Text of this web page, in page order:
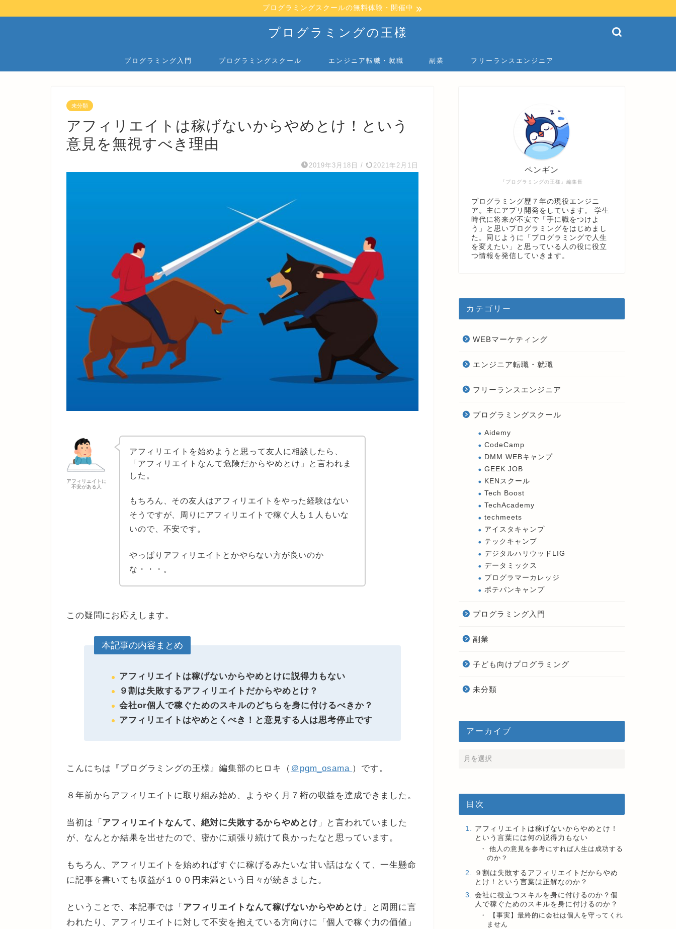
プログラミングスクールの無料体験・開催中
プログラミングの王様
プログラミング入門 プログラミングスクール エンジニア転職・就職 副業 フリーランスエンジニア
未分類
アフィリエイトは稼げないからやめとけ！という
意見を無視すべき理由
2019年3月18日 / 2021年2月1日
アフィリエイトに
不安がある人
アフィリエイトを始めようと思って友人に相談したら、
「アフィリエイトなんて危険だからやめとけ」と言われま
した。
もちろん、その友人はアフィリエイトをやった経験はない
そうですが、周りにアフィリエイトで稼ぐ人も１人もいな
いので、不安です。
やっぱりアフィリエイトとかやらない方が良いのか
な・・・。
この疑問にお応えします。
本記事の内容まとめ
アフィリエイトは稼げないからやめとけに説得力もない
９割は失敗するアフィリエイトだからやめとけ？
会社or個人で稼ぐためのスキルのどちらを身に付けるべきか？
アフィリエイトはやめとくべき！と意見する人は思考停止です
こんにちは『プログラミングの王様』編集部のヒロキ（ ＠pgm_osama ）です。
８年前からアフィリエイトに取り組み始め、ようやく月７桁の収益を達成できました。
当初は「 アフィリエイトなんて、絶対に失敗するからやめとけ 」と言われていました
が、なんとか結果を出せたので、密かに頑張り続けて良かったなと思っています。
もちろん、アフィリエイトを始めればすぐに稼げるみたいな甘い話はなくて、一生懸命
に記事を書いても収益が１００円未満という日々が続きました。
ということで、本記事では「 アフィリエイトなんて稼げないからやめとけ 」と周囲に言
われたり、アフィリエイトに対して不安を抱えている方向けに「個人で稼ぐ力の価値」
『プログラミングの王様』編集長
ペンギン
プログラミング歴７年の現役エンジニ
ア。主にアプリ開発をしています。 学生
時代に将来が不安で「手に職をつけよ
う」と思いプログラミングをはじめまし
た。同じように「プログラミングで人生
を変えたい」と思っている人の役に役立
つ情報を発信していきます。
カテゴリー
WEBマーケティング
エンジニア転職・就職
フリーランスエンジニア
プログラミングスクール
Aidemy
CodeCamp
DMM WEBキャンプ
GEEK JOB
KENスクール
Tech Boost
TechAcademy
techmeets
アイスタキャンプ
テックキャンプ
デジタルハリウッドLIG
データミックス
プログラマーカレッジ
ポテパンキャンプ
プログラミング入門
副業
子ども向けプログラミング
未分類
アーカイブ
目次
アフィリエイトは稼げないからやめとけ！
という言葉には何の説得力もない
他人の意見を参考にすれば人生は成功する
のか？
９割は失敗するアフィリエイトだからやめ
とけ！という言葉は正解なのか？
会社に役立つスキルを身に付けるのか？個
人で稼ぐためのスキルを身に付けるのか？
【事実】最終的に会社は個人を守ってくれ
ません